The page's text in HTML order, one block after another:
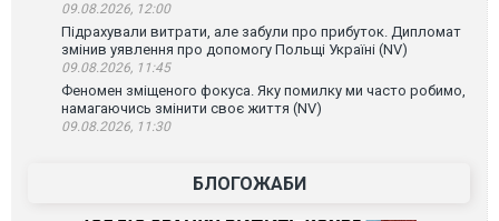
09.08.2026, 12:00
Підрахували витрати, але забули про прибуток. Дипломат
змінив уявлення про допомогу Польщі Україні (NV)
09.08.2026, 11:45
Феномен зміщеного фокуса. Яку помилку ми часто робимо,
намагаючись змінити своє життя (NV)
09.08.2026, 11:30
БЛОГОЖАБИ